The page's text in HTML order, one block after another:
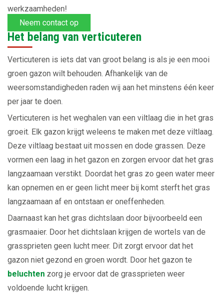
werkzaamheden!
Neem contact op
Het belang van verticuteren
Verticuteren is iets dat van groot belang is als je een mooi
groen gazon wilt behouden. Afhankelijk van de
weersomstandigheden raden wij aan het minstens één keer
per jaar te doen.
Verticuteren is het weghalen van een viltlaag die in het gras
groeit. Elk gazon krijgt weleens te maken met deze viltlaag.
Deze viltlaag bestaat uit mossen en dode grassen. Deze
vormen een laag in het gazon en zorgen ervoor dat het gras
langzaamaan verstikt. Doordat het gras zo geen water meer
kan opnemen en er geen licht meer bij komt sterft het gras
langzaamaan af en ontstaan er oneffenheden.
Daarnaast kan het gras dichtslaan door bijvoorbeeld een
grasmaaier. Door het dichtslaan krijgen de wortels van de
grassprieten geen lucht meer. Dit zorgt ervoor dat het
gazon niet gezond en groen wordt. Door het gazon te
beluchten zorg je ervoor dat de grassprieten weer
voldoende lucht krijgen.